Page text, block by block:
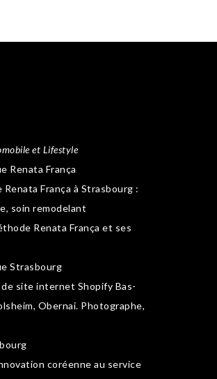
et Lifestyle
Renata França
França à Strasbourg :
, soin remodelant
Renata França et ses
Strasbourg
site internet Shopify Bas-
Obernai. Photographe,
coréenne au service